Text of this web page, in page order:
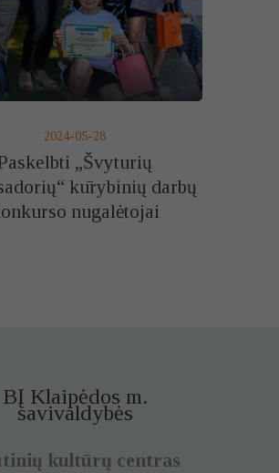
2024-05-28
„Švyturių
kūrybinių darbų
nugalėtojai
BĮ Klaipėdos m.
savivaldybės
kultūrų centras